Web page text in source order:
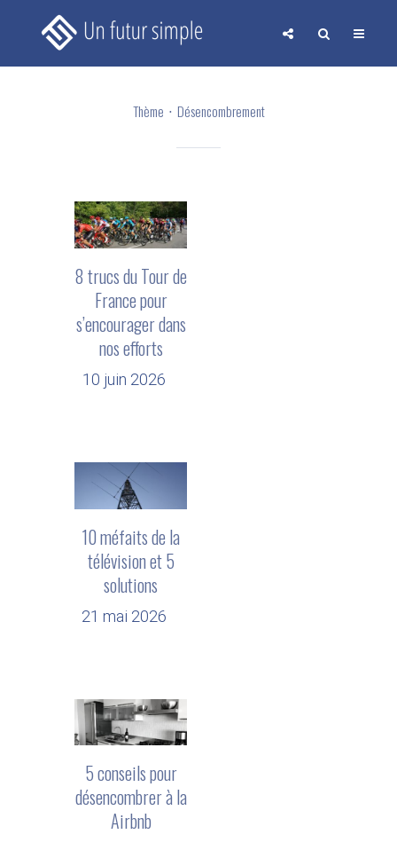
Thème Désencombrement
8 trucs du Tour de
France pour
s’encourager dans
nos efforts
10 juin 2026
10 méfaits de la
télévision et 5
solutions
21 mai 2026
5 conseils pour
désencombrer à la
Airbnb